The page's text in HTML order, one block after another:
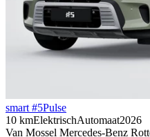
smart #5Pulse
10 kmElektrischAutomaat2026
Van Mossel Mercedes-Benz